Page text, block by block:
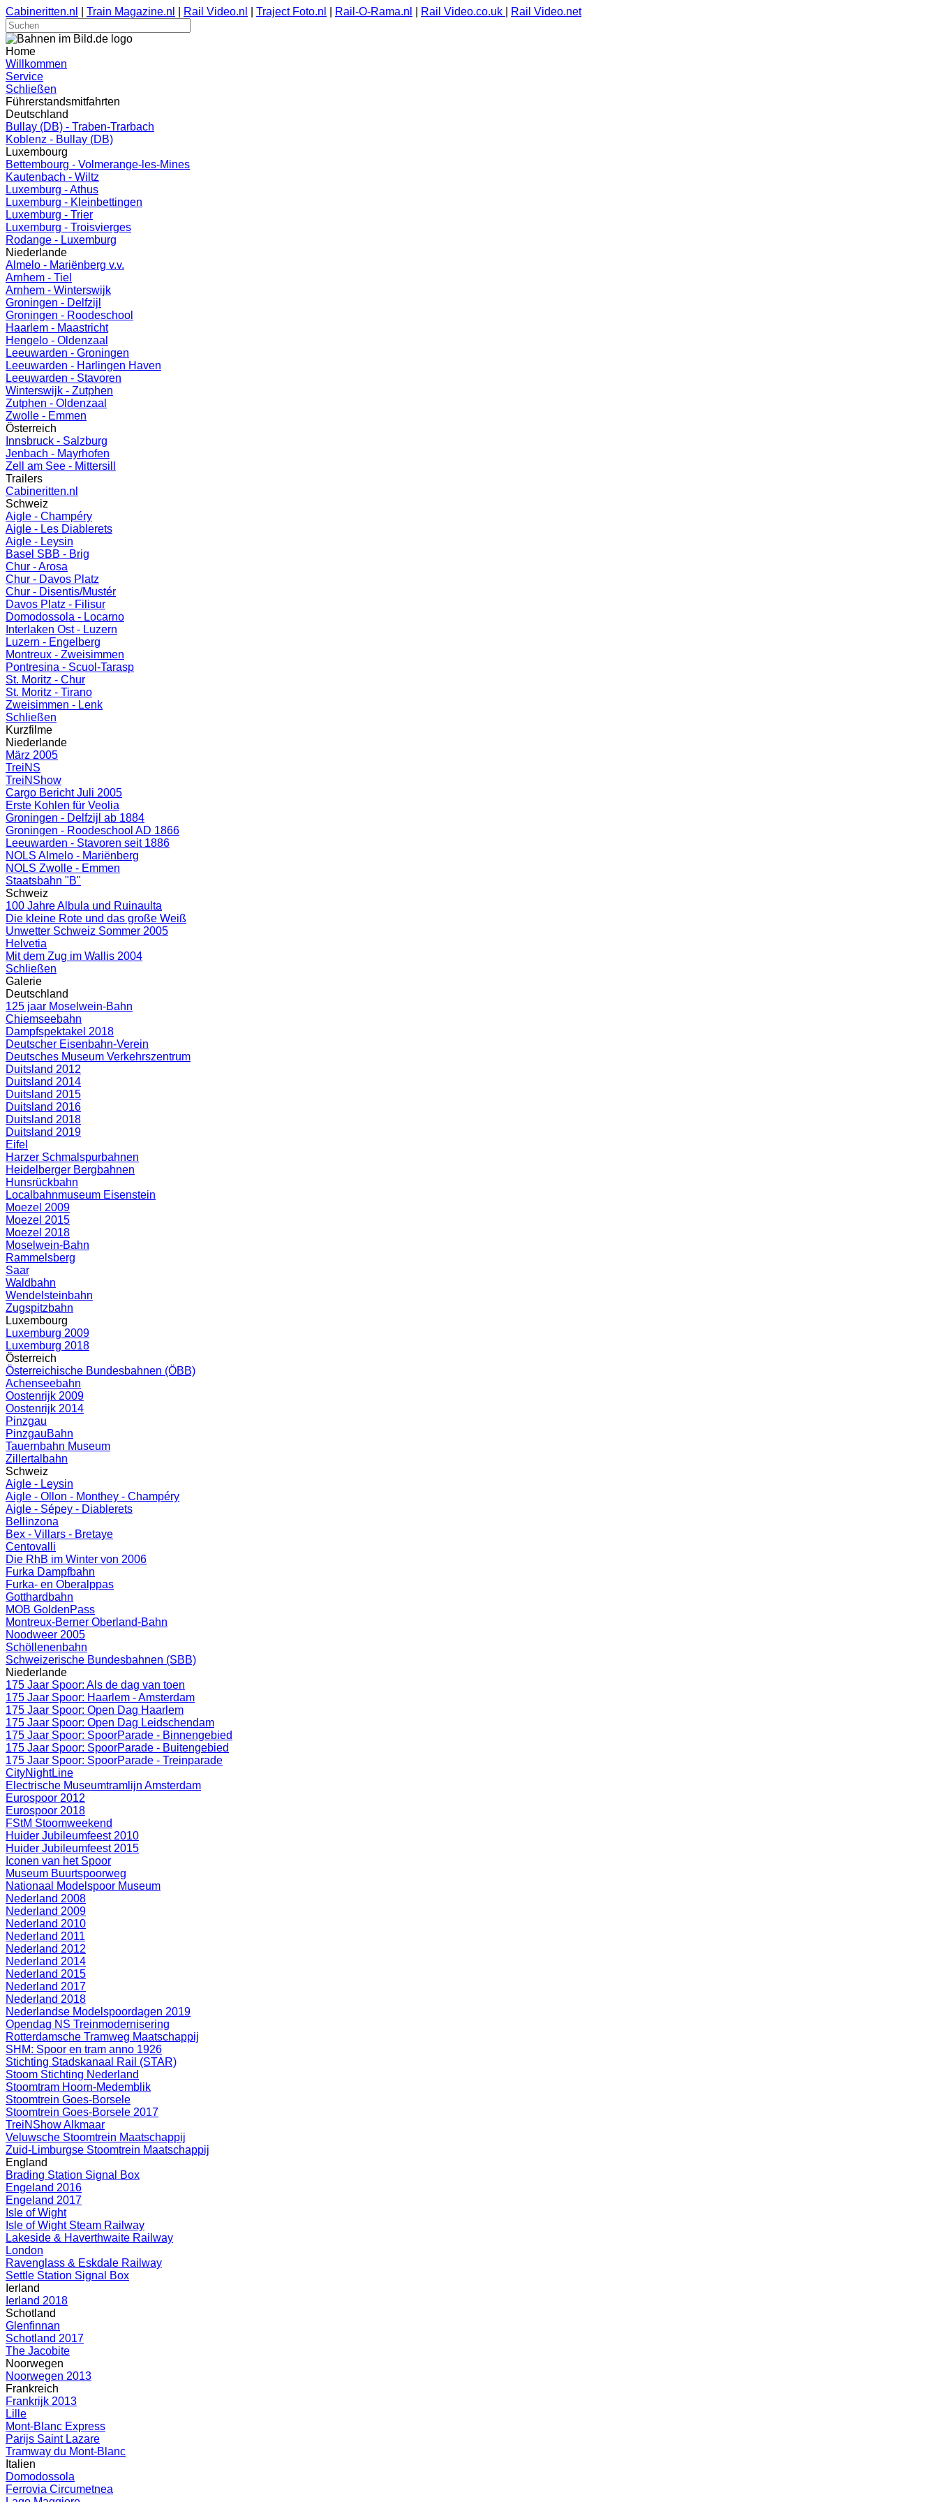
Cabineritten.nl Train Magazine.nl Rail Video.nl Traject Foto.nl Rail-O-Rama.nl Rail Video.co.uk Rail Video.net
Home
Willkommen
Service
Schließen
Führerstandsmitfahrten
Deutschland
Bullay (DB) - Traben-Trarbach
Koblenz - Bullay (DB)
Luxembourg
Bettembourg - Volmerange-les-Mines
Kautenbach - Wiltz
Luxemburg - Athus
Luxemburg - Kleinbettingen
Luxemburg - Trier
Luxemburg - Troisvierges
Rodange - Luxemburg
Niederlande
Almelo - Mariënberg v.v.
Arnhem - Tiel
Arnhem - Winterswijk
Groningen - Delfzijl
Groningen - Roodeschool
Haarlem - Maastricht
Hengelo - Oldenzaal
Leeuwarden - Groningen
Leeuwarden - Harlingen Haven
Leeuwarden - Stavoren
Winterswijk - Zutphen
Zutphen - Oldenzaal
Zwolle - Emmen
Österreich
Innsbruck - Salzburg
Jenbach - Mayrhofen
Zell am See - Mittersill
Trailers
Cabineritten.nl
Schweiz
Aigle - Champéry
Aigle - Les Diablerets
Aigle - Leysin
Basel SBB - Brig
Chur - Arosa
Chur - Davos Platz
Chur - Disentis/Mustér
Davos Platz - Filisur
Domodossola - Locarno
Interlaken Ost - Luzern
Luzern - Engelberg
Montreux - Zweisimmen
Pontresina - Scuol-Tarasp
St. Moritz - Chur
St. Moritz - Tirano
Zweisimmen - Lenk
Schließen
Kurzfilme
Niederlande
März 2005
TreiNS
TreiNShow
Cargo Bericht Juli 2005
Erste Kohlen für Veolia
Groningen - Delfzijl ab 1884
Groningen - Roodeschool AD 1866
Leeuwarden - Stavoren seit 1886
NOLS Almelo - Mariënberg
NOLS Zwolle - Emmen
Staatsbahn "B"
Schweiz
100 Jahre Albula und Ruinaulta
Die kleine Rote und das große Weiß
Unwetter Schweiz Sommer 2005
Helvetia
Mit dem Zug im Wallis 2004
Schließen
Galerie
Deutschland
125 jaar Moselwein-Bahn
Chiemseebahn
Dampfspektakel 2018
Deutscher Eisenbahn-Verein
Deutsches Museum Verkehrszentrum
Duitsland 2012
Duitsland 2014
Duitsland 2015
Duitsland 2016
Duitsland 2018
Duitsland 2019
Eifel
Harzer Schmalspurbahnen
Heidelberger Bergbahnen
Hunsrückbahn
Localbahnmuseum Eisenstein
Moezel 2009
Moezel 2015
Moezel 2018
Moselwein-Bahn
Rammelsberg
Saar
Waldbahn
Wendelsteinbahn
Zugspitzbahn
Luxembourg
Luxemburg 2009
Luxemburg 2018
Österreich
Österreichische Bundesbahnen (ÖBB)
Achenseebahn
Oostenrijk 2009
Oostenrijk 2014
Pinzgau
PinzgauBahn
Tauernbahn Museum
Zillertalbahn
Schweiz
Aigle - Leysin
Aigle - Ollon - Monthey - Champéry
Aigle - Sépey - Diablerets
Bellinzona
Bex - Villars - Bretaye
Centovalli
Die RhB im Winter von 2006
Furka Dampfbahn
Furka- en Oberalppas
Gotthardbahn
MOB GoldenPass
Montreux-Berner Oberland-Bahn
Noodweer 2005
Schöllenenbahn
Schweizerische Bundesbahnen (SBB)
Niederlande
175 Jaar Spoor: Als de dag van toen
175 Jaar Spoor: Haarlem - Amsterdam
175 Jaar Spoor: Open Dag Haarlem
175 Jaar Spoor: Open Dag Leidschendam
175 Jaar Spoor: SpoorParade - Binnengebied
175 Jaar Spoor: SpoorParade - Buitengebied
175 Jaar Spoor: SpoorParade - Treinparade
CityNightLine
Electrische Museumtramlijn Amsterdam
Eurospoor 2012
Eurospoor 2018
FStM Stoomweekend
Huider Jubileumfeest 2010
Huider Jubileumfeest 2015
Iconen van het Spoor
Museum Buurtspoorweg
Nationaal Modelspoor Museum
Nederland 2008
Nederland 2009
Nederland 2010
Nederland 2011
Nederland 2012
Nederland 2014
Nederland 2015
Nederland 2017
Nederland 2018
Nederlandse Modelspoordagen 2019
Opendag NS Treinmodernisering
Rotterdamsche Tramweg Maatschappij
SHM: Spoor en tram anno 1926
Stichting Stadskanaal Rail (STAR)
Stoom Stichting Nederland
Stoomtram Hoorn-Medemblik
Stoomtrein Goes-Borsele
Stoomtrein Goes-Borsele 2017
TreiNShow Alkmaar
Veluwsche Stoomtrein Maatschappij
Zuid-Limburgse Stoomtrein Maatschappij
England
Brading Station Signal Box
Engeland 2016
Engeland 2017
Isle of Wight
Isle of Wight Steam Railway
Lakeside & Haverthwaite Railway
London
Ravenglass & Eskdale Railway
Settle Station Signal Box
Ierland
Ierland 2018
Schotland
Glenfinnan
Schotland 2017
The Jacobite
Noorwegen
Noorwegen 2013
Frankreich
Frankrijk 2013
Lille
Mont-Blanc Express
Parijs Saint Lazare
Tramway du Mont-Blanc
Italien
Domodossola
Ferrovia Circumetnea